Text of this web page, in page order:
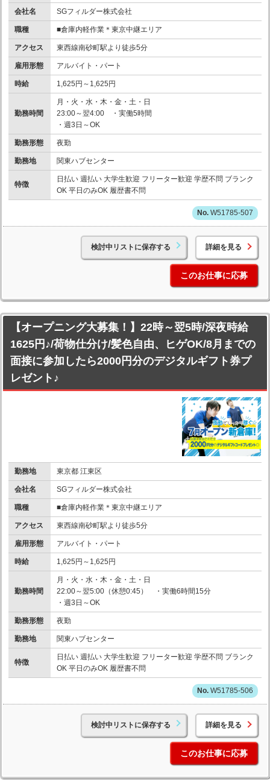
会社名 SGフィルダー株式会社
職種 ■倉庫内軽作業＊東京中継エリア
アクセス 東西線南砂町駅より徒歩5分
雇用形態 アルバイト・パート
時給 1,625円～1,625円
勤務時間
月・火・水・木・金・土・日
23:00～翌4:00 ・実働5時間
・週3日～OK
勤務形態 夜勤
勤務地 関東ハブセンター
特徴
日払い 週払い 大学生歓迎 フリーター歓迎 学歴不問 ブランク
OK 平日のみOK 履歴書不問
W51785-507
検討中リストに保存する 詳細を見る
このお仕事に応募
【オープニング大募集！】22時～翌5時/深夜時給
1625円♪/荷物仕分け/髪色自由、ヒゲOK/8月までの
面接に参加したら2000円分のデジタルギフト券プ
レゼント♪
勤務地 東京都 江東区
会社名 SGフィルダー株式会社
職種 ■倉庫内軽作業＊東京中継エリア
アクセス 東西線南砂町駅より徒歩5分
雇用形態 アルバイト・パート
時給 1,625円～1,625円
勤務時間
月・火・水・木・金・土・日
22:00～翌5:00（休憩0:45） ・実働6時間15分
・週3日～OK
勤務形態 夜勤
勤務地 関東ハブセンター
特徴
日払い 週払い 大学生歓迎 フリーター歓迎 学歴不問 ブランク
OK 平日のみOK 履歴書不問
W51785-506
検討中リストに保存する 詳細を見る
このお仕事に応募